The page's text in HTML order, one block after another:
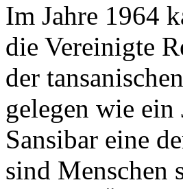
Im Jahre 1964
die Vereinigte
der
gelegen wie
Sansibar eine
sind Menschen